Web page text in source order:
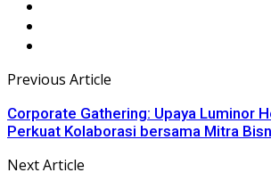
Previous Article
Corporate Gathering: Upaya Luminor
Perkuat Kolaborasi bersama Mitra
Next Article